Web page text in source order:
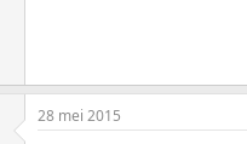
28 mei 2015